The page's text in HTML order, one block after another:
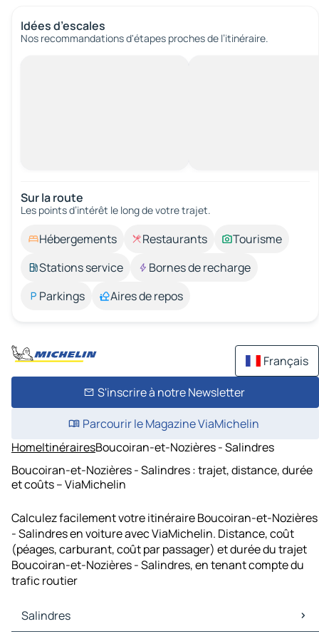
Idées d’escales
Nos recommandations d'étapes proches de l’itinéraire.
Sur la route
Les points d’intérêt le long de votre trajet.
Hébergements Restaurants
Tourisme
Stations service
Bornes de recharge
Parkings
Aires de repos
Français
S'inscrire à notre Newsletter
Parcourir le Magazine ViaMichelin
HomeItinérairesBoucoiran-et-Nozières - Salindres
Boucoiran-et-Nozières - Salindres : trajet, distance, durée
et coûts – ViaMichelin
Calculez facilement votre itinéraire Boucoiran-et-Nozières
- Salindres en voiture avec ViaMichelin. Distance, coût
(péages, carburant, coût par passager) et durée du trajet
Boucoiran-et-Nozières - Salindres, en tenant compte du
trafic routier
Salindres